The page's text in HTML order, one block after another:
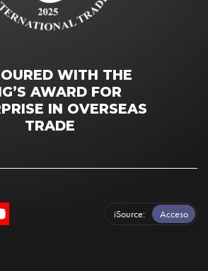
WITH THE
AWARD FOR
IN OVERSEAS
TRADE
iSource Acceso